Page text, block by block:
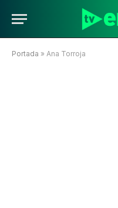
Portada » Ana Torroja